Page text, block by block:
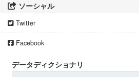
ソーシャル
Twitter
Facebook
データディクショナリ